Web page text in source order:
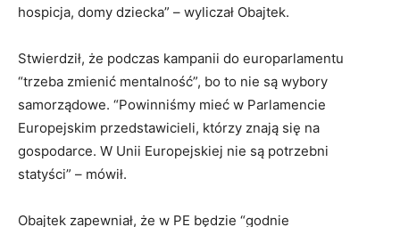
hospicja, domy dziecka” – wyliczał Obajtek.
Stwierdził, że podczas kampanii do europarlamentu
“trzeba zmienić mentalność”, bo to nie są wybory
samorządowe. “Powinniśmy mieć w Parlamencie
Europejskim przedstawicieli, którzy znają się na
gospodarce. W Unii Europejskiej nie są potrzebni
statyści” – mówił.
Obajtek zapewniał, że w PE będzie “godnie